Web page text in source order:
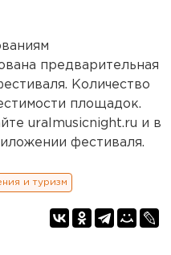
предварительная
Количество
площадок.
uralmusicnight.ru и в
фестиваля.
и туризм